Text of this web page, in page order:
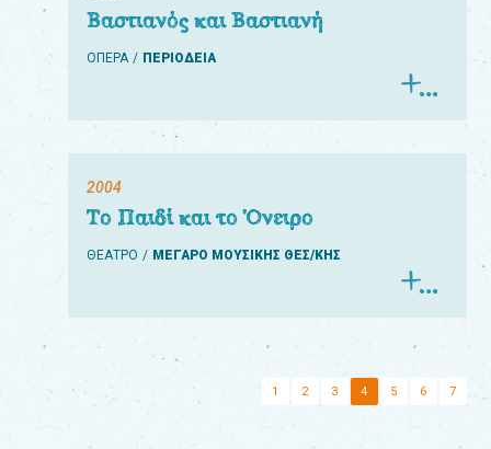
Βαστιανός και Βαστιανή
ΟΠΕΡΑ ΠΕΡΙΟΔΕΙΑ
2004
Το Παιδί και το Όνειρο
ΘΕΑΤΡΟ ΜΕΓΑΡΟ ΜΟΥΣΙΚΗΣ ΘΕΣ/ΚΗΣ
1 2 3 4 5 6 7